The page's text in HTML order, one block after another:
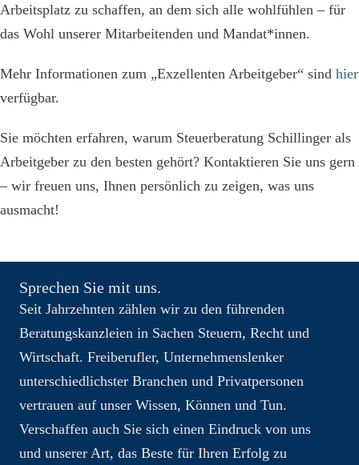
Arbeitsplatz zu schaffen, an dem sich alle wohlfühlen – für
das Wohl unserer Mitarbeitenden und Mandat*innen.
Mehr Informationen zum „Exzellenten Arbeitgeber“ sind hier
verfügbar.
Sie möchten erfahren, warum Steuerberatung Schillinger als
Arbeitgeber zu den besten gehört? Kontaktieren Sie uns gern
– wir freuen uns, Ihnen persönlich zu zeigen, was uns
ausmacht!
Sprechen Sie mit uns.
Seit Jahrzehnten zählen wir zu den führenden
Beratungskanzleien in Sachen Steuern, Recht und
Wirtschaft. Freiberufler, Unternehmenslenker
unterschiedlichster Branchen und Privatpersonen
vertrauen auf unser Wissen, Können und Tun.
Verschaffen auch Sie sich einen Eindruck von uns
und unserer Art, das Beste für Ihren Erfolg zu